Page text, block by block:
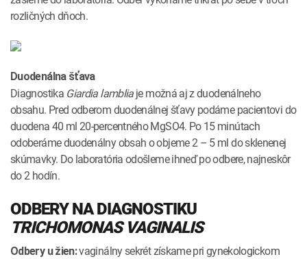
rozličných dňoch.
Duodenálna šťava
Diagnostika Giardia lambliaje možná aj z duodenálneho
obsahu. Pred odberom duodenálnej šťavy podáme pacientovi do
duodena 40 ml 20-percentného MgSO4. Po 15 minútach
odoberáme duodenálny obsah o objeme 2 – 5 ml do sklenenej
skúmavky. Do laboratória odošleme ihneď po odbere, najneskôr
do 2 hodín.
ODBERY NA DIAGNOSTIKU
TRICHOMONAS VAGINALIS
Odbery u žien:vaginálny sekrét získame pri gynekologickom